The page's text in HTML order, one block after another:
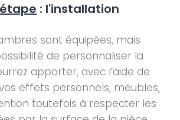
: l'installation
sont équipées, mais
de personnaliser la
apporter, avec l’aide de
effets personnels, meubles,
toutefois à respecter les